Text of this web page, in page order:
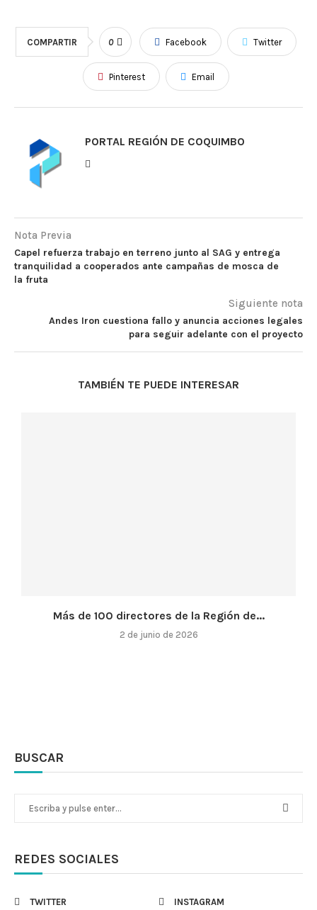
COMPARTIR 0 Facebook Twitter
Pinterest Email
PORTAL REGIÓN DE COQUIMBO
Nota Previa
Capel refuerza trabajo en terreno junto al SAG y entrega
tranquilidad a cooperados ante campañas de mosca de
la fruta
Siguiente nota
Andes Iron cuestiona fallo y anuncia acciones legales
para seguir adelante con el proyecto
TAMBIÉN TE PUEDE INTERESAR
Más de 100 directores de la Región de...
2 de junio de 2026
BUSCAR
REDES SOCIALES
TWITTER INSTAGRAM